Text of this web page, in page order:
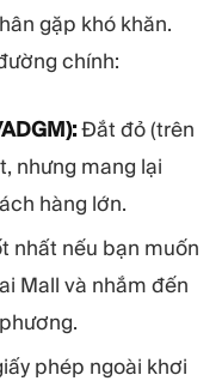
gặp khó khăn.
chính:
Đắt đỏ (trên
nhưng mang lại
hàng lớn.
nhất nếu bạn muốn
Mall và nhắm đến
phép ngoài khơi